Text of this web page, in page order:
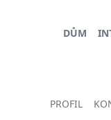
DŮM
PROFIL